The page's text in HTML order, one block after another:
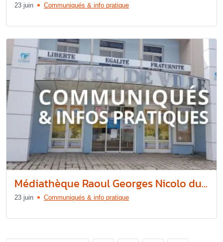
23 juin Communiqués & info pratique
Médiathèque Raoul Georges Nicolo du...
23 juin Communiqués & info pratique